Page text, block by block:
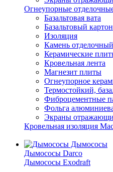
Огнеупорные
Базальтовая вата
Базальтовый картон
Изоляция
Камень отделочный
Керамические
Кровельная лента
Магнезит плиты
Огнеупорное
Термостойкий,
Фиброцементные
Фольга
Экраны
Кровельная изоляция
Дымососы
Дымососы Darco
Дымососы Exodraft